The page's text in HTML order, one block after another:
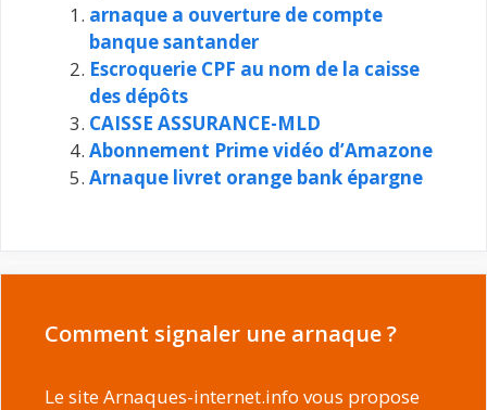
arnaque a ouverture de compte
banque santander
Escroquerie CPF au nom de la caisse
des dépôts
CAISSE ASSURANCE-MLD
Abonnement Prime vidéo d’Amazone
Arnaque livret orange bank épargne
Comment signaler une arnaque ?
Le site Arnaques-internet.info vous propose